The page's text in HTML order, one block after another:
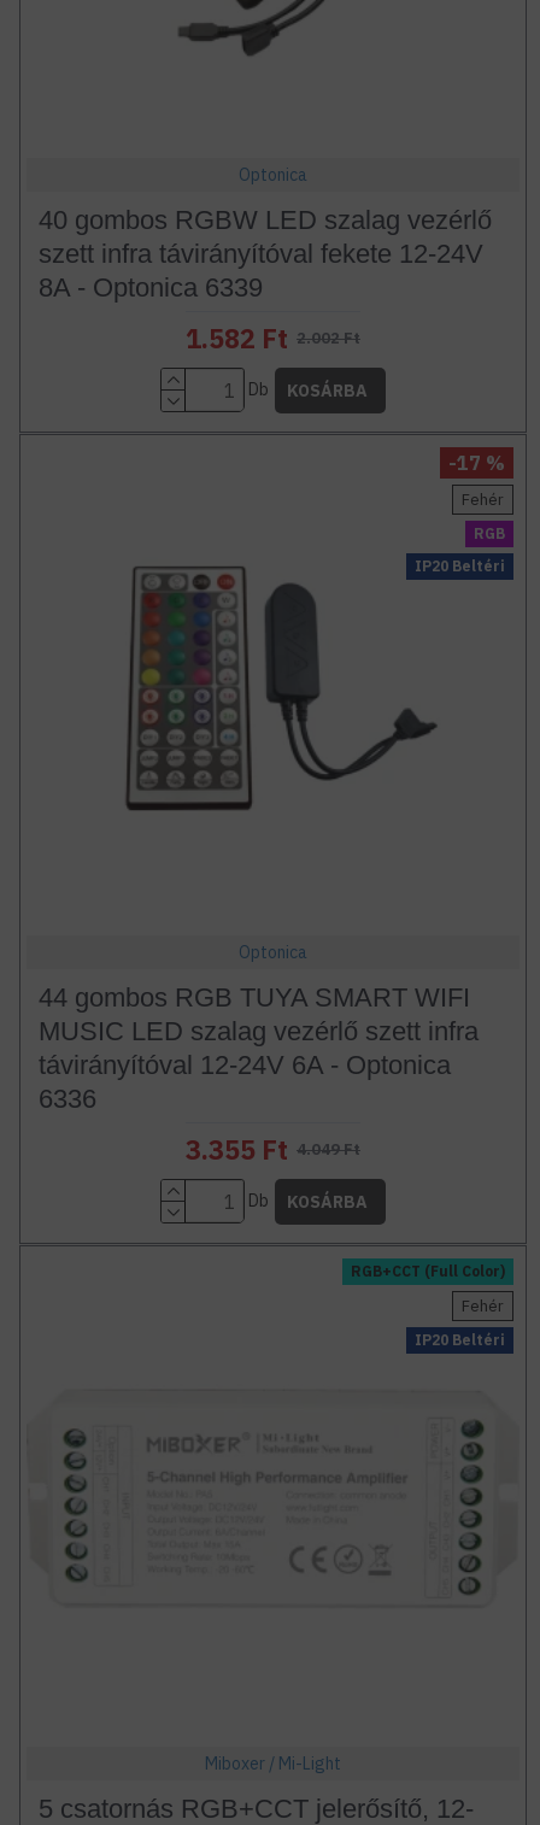
Optonica
40 gombos RGBW LED szalag vezérlő
szett infra távirányítóval fekete 12-24V
8A - Optonica 6339
1.582 Ft 2.002 Ft
Db KOSÁRBA
RGB
IP20 Beltéri
Fehér
-17 %
Optonica
44 gombos RGB TUYA SMART WIFI
MUSIC LED szalag vezérlő szett infra
távirányítóval 12-24V 6A - Optonica
6336
3.355 Ft 4.049 Ft
Db KOSÁRBA
RGB+CCT (Full Color)
IP20 Beltéri
Fehér
Miboxer / Mi-Light
5 csatornás RGB+CCT jelerősítő, 12-